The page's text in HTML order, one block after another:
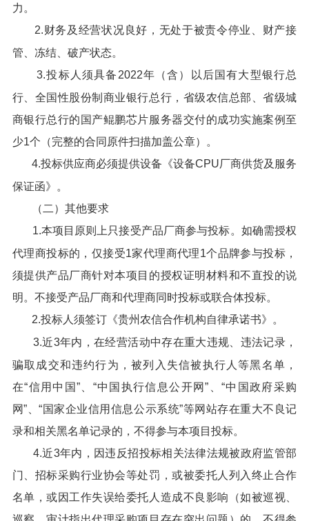
力。
2.财务及经营状况良好，无处于被责令停业、财产接
管、冻结、破产状态。
3.投标人须具备2022年（含）以后国有大型银行总
行、全国性股份制商业银行总行，省级农信总部、省级城
商银行总行的国产鲲鹏芯片服务器交付的成功实施案例至
少1个（完整的合同原件扫描加盖公章）。
4.投标供应商必须提供设备《设备CPU厂商供货及服务
保证函》。
（二）其他要求
1.本项目原则上只接受产品厂商参与投标。如确需授权
代理商投标的，仅接受1家代理商代理1个品牌参与投标，
须提供产品厂商针对本项目的授权证明材料和不直投的说
明。不接受产品厂商和代理商同时投标或联合体投标。
2.投标人须签订《贵州农信合作机构自律承诺书》。
3.近3年内，在经营活动中存在重大违规、违法记录，
骗取成交和违约行为，被列入失信被执行人等黑名单，
在“信用中国”、“中国执行信息公开网”、“中国政府采购
网”、“国家企业信用信息公示系统”等网站存在重大不良记
录和相关黑名单记录的，不得参与本项目投标。
4.近3年内，因违反招投标相关法律法规被政府监管部
门、招标采购行业协会等处罚，或被委托人列入终止合作
名单，或因工作失误给委托人造成不良影响（如被巡视、